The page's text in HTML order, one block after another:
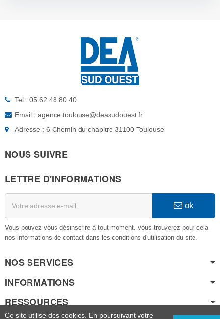
Tel : 05 62 48 80 40
Email : agence.toulouse@deasudouest.fr
Adresse : 6 Chemin du chapitre 31100 Toulouse
NOUS SUIVRE
LETTRE D'INFORMATIONS
ok
Vous pouvez vous désinscrire à tout moment. Vous trouverez pour cela
nos informations de contact dans les conditions d'utilisation du site.
NOS SERVICES
INFORMATIONS
RESSOURCES
Ce site utilise des cookies. En poursuivant votre